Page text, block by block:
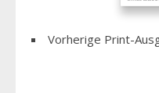
Vorherige Print-